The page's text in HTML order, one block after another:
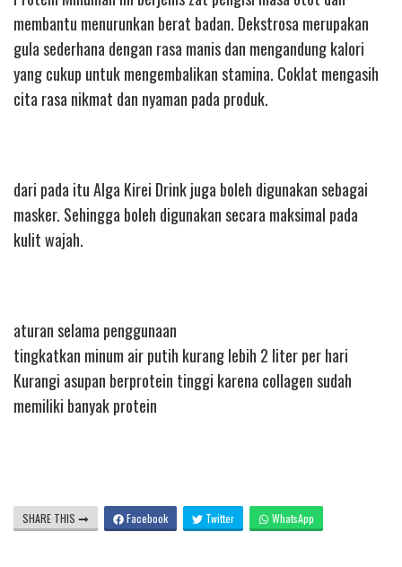
membantu menurunkan berat badan. Dekstrosa merupakan
gula sederhana dengan rasa manis dan mengandung kalori
yang cukup untuk mengembalikan stamina. Coklat mengasih
cita rasa nikmat dan nyaman pada produk.
dari pada itu Alga Kirei Drink juga boleh digunakan sebagai
masker. Sehingga boleh digunakan secara maksimal pada
kulit wajah.
aturan selama penggunaan
tingkatkan minum air putih kurang lebih 2 liter per hari
Kurangi asupan berprotein tinggi karena collagen sudah
memiliki banyak protein
SHARE THIS Facebook Twitter WhatsApp